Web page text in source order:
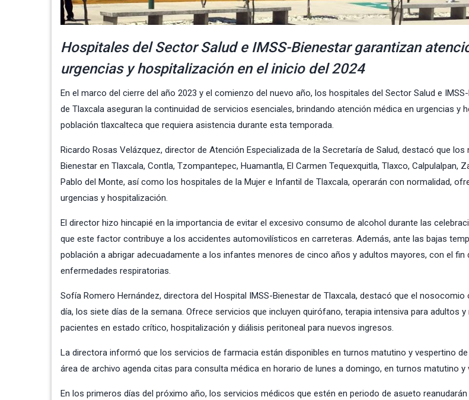
Hospitales del Sector Salud e IMSS-Bienestar garantizan
urgencias y hospitalización en el inicio del 2024
En el marco del cierre del año 2023 y el comienzo del nuevo año, los hospitales del Sector Salud e
de Tlaxcala aseguran la continuidad de servicios esenciales, brindando atención médica en urgencias y
población tlaxcalteca que requiera asistencia durante esta temporada.
Ricardo Rosas Velázquez, director de Atención Especializada de la Secretaría de Salud, destacó que
Bienestar en Tlaxcala, Contla, Tzompantepec, Huamantla, El Carmen Tequexquitla, Tlaxco, Calpulalpan,
Pablo del Monte, así como los hospitales de la Mujer e Infantil de Tlaxcala, operarán con normalidad,
urgencias y hospitalización.
El director hizo hincapié en la importancia de evitar el excesivo consumo de alcohol durante las
que este factor contribuye a los accidentes automovilísticos en carreteras. Además, ante las bajas
población a abrigar adecuadamente a los infantes menores de cinco años y adultos mayores, con el fin
enfermedades respiratorias.
Sofía Romero Hernández, directora del Hospital IMSS-Bienestar de Tlaxcala, destacó que el nosocomio
día, los siete días de la semana. Ofrece servicios que incluyen quirófano, terapia intensiva para adultos
pacientes en estado crítico, hospitalización y diálisis peritoneal para nuevos ingresos.
La directora informó que los servicios de farmacia están disponibles en turnos matutino y vespertino de
área de archivo agenda citas para consulta médica en horario de lunes a domingo, en turnos matutino y
En los primeros días del próximo año, los servicios médicos que estén en periodo de asueto